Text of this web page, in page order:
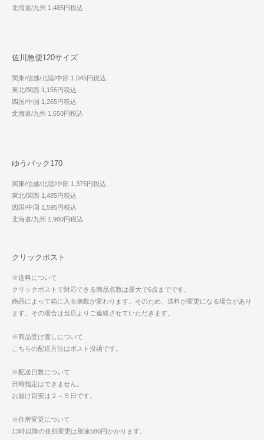
北海道/九州 1,485円税込
佐川急便120サイズ
関東/信越/北陸/中部 1,045円税込
東北/関西 1,155円税込
四国/中国 1,265円税込
北海道/九州 1,650円税込
ゆうパック170
関東/信越/北陸/中部 1,375円税込
東北/関西 1,485円税込
四国/中国 1,595円税込
北海道/九州 1,980円税込
クリックポスト
※送料について
クリックポストで対応できる商品点数は最大で6点までです。
商品によって箱に入る個数が変わります。そのため、送料が変更になる場合があり
ます。その場合は当店よりご連絡させていただきます。
※商品受け渡しについて
こちらの配送方法はポスト投函です。
※配送日数について
日時指定はできません。
お届け目安は２～５日です。
※住所変更について
13時以降の住所変更は別途580円かかります。